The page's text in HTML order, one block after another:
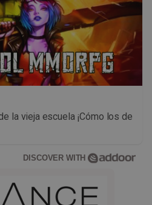
la vieja escuela ¡Cómo los de
DISCOVER WITH